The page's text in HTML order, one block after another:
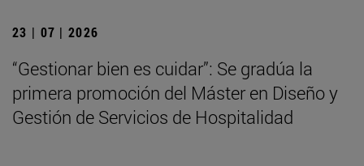
23 | 07 | 2026
“Gestionar bien es cuidar”: Se gradúa la
primera promoción del Máster en Diseño y
Gestión de Servicios de Hospitalidad